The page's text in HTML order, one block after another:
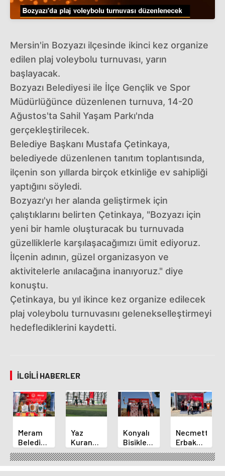
Mersin'in Bozyazı ilçesinde ikinci kez organize
edilen plaj voleybolu turnuvası, yarın
başlayacak.
Bozyazı Belediyesi ile İlçe Gençlik ve Spor
Müdürlüğünce düzenlenen turnuva, 14-20
Ağustos'ta Sahil Yaşam Parkı'nda
gerçekleştirilecek.
Belediye Başkanı Mustafa Çetinkaya,
belediyede düzenlenen tanıtım toplantısında,
ilçenin son yıllarda birçok etkinliğe ev sahipliği
yaptığını söyledi.
Bozyazı'yı her alanda geliştirmek için
çalıştıklarını belirten Çetinkaya, "Bozyazı için
yeni bir hamle oluşturacak bu turnuvada
güzelliklerle karşılaşacağımızı ümit ediyoruz.
İlçenin adının, güzel organizasyon ve
aktivitelerle anılacağına inanıyoruz." diye
konuştu.
Çetinkaya, bu yıl ikince kez organize edilecek
plaj voleybolu turnuvasını gelenekselleştirmeyi
hedeflediklerini kaydetti.
İLGILI HABERLER
Meram
Belediyespor
Okçuları
Türkiye
Şampiyonası'ndan
Yaz
Kuran
Kursu
Öğrencileri
Futbol
Konyalı
Bisikletçi
Ahmet
Can
Akpınar
Necmettin
Erbakan
Üniversitesi
Geleneksel
Okçulukta